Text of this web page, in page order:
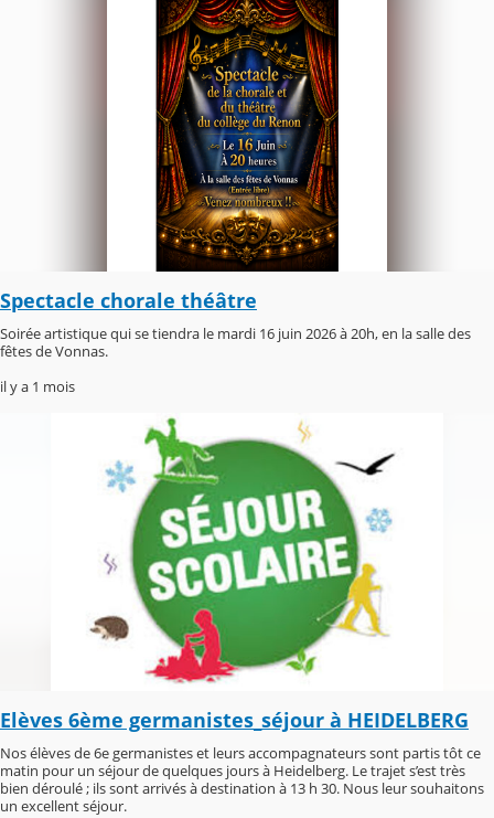
Spectacle chorale théâtre
Soirée artistique qui se tiendra le mardi 16 juin 2026 à 20h, en la salle des
fêtes de Vonnas.
il y a 1 mois
Elèves 6ème germanistes_séjour à HEIDELBERG
Nos élèves de 6e germanistes et leurs accompagnateurs sont partis tôt ce
matin pour un séjour de quelques jours à Heidelberg. Le trajet s’est très
bien déroulé ; ils sont arrivés à destination à 13 h 30. Nous leur souhaitons
un excellent séjour.